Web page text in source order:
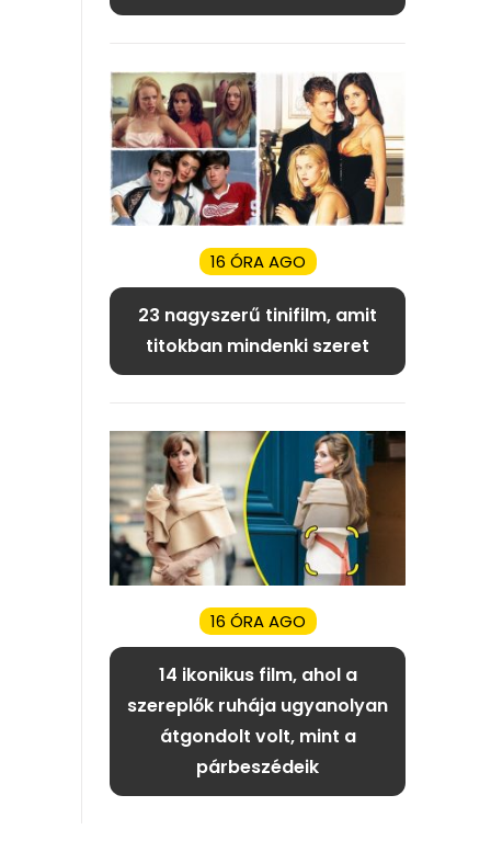
16 ÓRA AGO
23 nagyszerű tinifilm, amit
titokban mindenki szeret
16 ÓRA AGO
14 ikonikus film, ahol a
szereplők ruhája ugyanolyan
átgondolt volt, mint a
párbeszédeik